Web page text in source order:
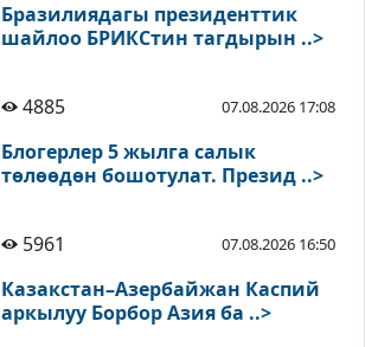
Бразилиядагы президенттик
шайлоо БРИКСтин тагдырын ..>
4885 07.08.2026 17:08
Блогерлер 5 жылга салык
төлөөдөн бошотулат. Презид ..>
5961 07.08.2026 16:50
Казакстан–Азербайжан Каспий
аркылуу Борбор Азия ба ..>